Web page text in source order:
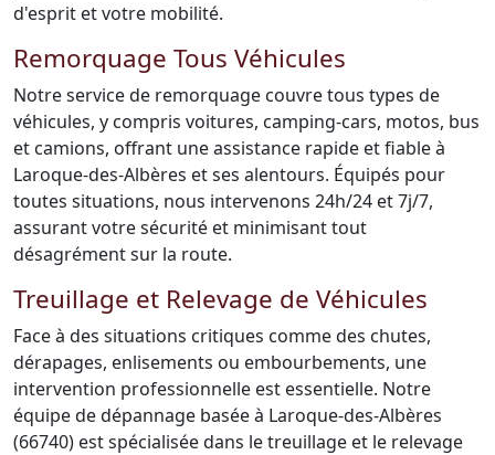
d'esprit et votre mobilité.
Remorquage Tous Véhicules
Notre service de remorquage couvre tous types de
véhicules, y compris voitures, camping-cars, motos, bus
et camions, offrant une assistance rapide et fiable à
Laroque-des-Albères et ses alentours. Équipés pour
toutes situations, nous intervenons 24h/24 et 7j/7,
assurant votre sécurité et minimisant tout
désagrément sur la route.
Treuillage et Relevage de Véhicules
Face à des situations critiques comme des chutes,
dérapages, enlisements ou embourbements, une
intervention professionnelle est essentielle. Notre
équipe de dépannage basée à Laroque-des-Albères
(66740) est spécialisée dans le treuillage et le relevage